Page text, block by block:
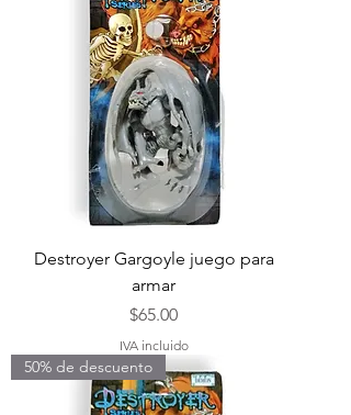
Destroyer Gargoyle juego para
armar
Precio
$65.00
IVA incluido
50% de descuento